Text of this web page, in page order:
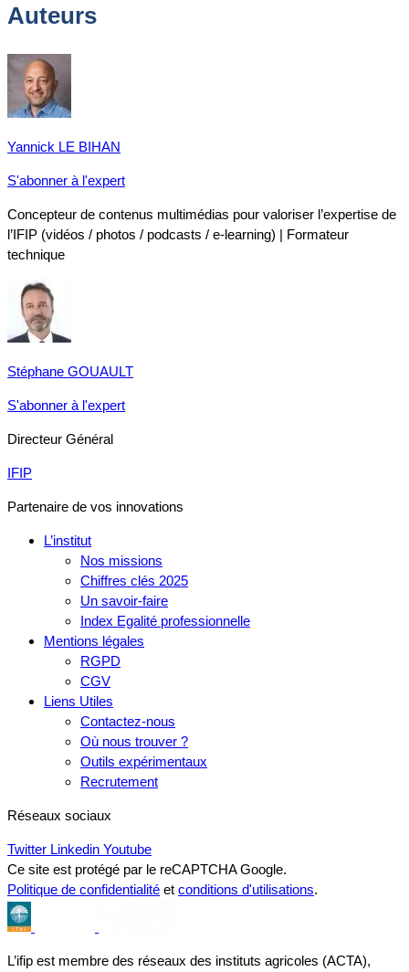
Auteurs
Yannick LE BIHAN
S'abonner à l'expert
Concepteur de contenus multimédias pour valoriser l’expertise de
l’IFIP (vidéos / photos / podcasts / e-learning) | Formateur
technique
Stéphane GOUAULT
S'abonner à l'expert
Directeur Général
IFIP
Partenaire de vos innovations
L’institut
Nos missions
Chiffres clés 2025
Un savoir-faire
Index Egalité professionnelle
Mentions légales
RGPD
CGV
Liens Utiles
Contactez-nous
Où nous trouver ?
Outils expérimentaux
Recrutement
Réseaux sociaux
Twitter Linkedin Youtube
Ce site est protégé par le reCAPTCHA Google.
Politique de confidentialité et conditions d'utilisations.
L’ifip est membre des réseaux des instituts agricoles (ACTA),